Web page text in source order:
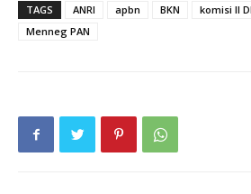
TAGS ANRI apbn BKN komisi II
Menneg PAN